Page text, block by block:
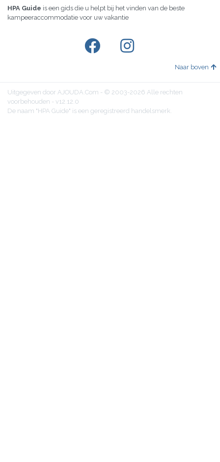
HPA Guide is een gids die u helpt bij het vinden van de beste
kampeeraccommodatie voor uw vakantie
Naar boven
Uitgegeven door AJOUDA.Com - © 2003-2026 Alle rechten
voorbehouden - v12.12.0
De naam "HPA Guide" is een geregistreerd handelsmerk.